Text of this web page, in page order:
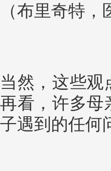
（布里奇特，
当然，这些
再看，许多母
子遇到的任何